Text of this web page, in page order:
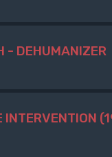
- DEHUMANIZER
INTERVENTION